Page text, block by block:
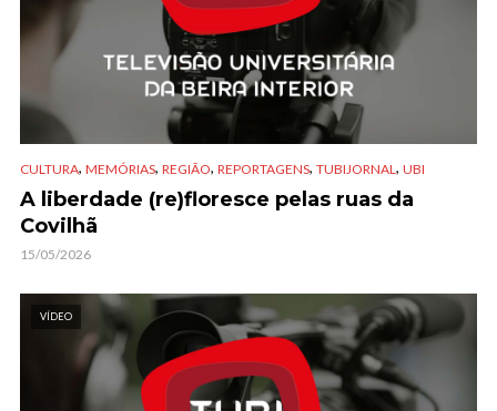
CULTURA, MEMÓRIAS, REGIÃO, REPORTAGENS, TUBIJORNAL , UBI
A liberdade (re)floresce pelas ruas da
Covilhã
15/05/2026
VÍDEO